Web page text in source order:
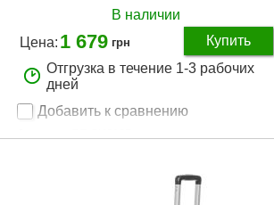
В наличии
Цена: 1 679 грн
Купить
Отгрузка в течение 1-3 рабочих
дней
Добавить к сравнению